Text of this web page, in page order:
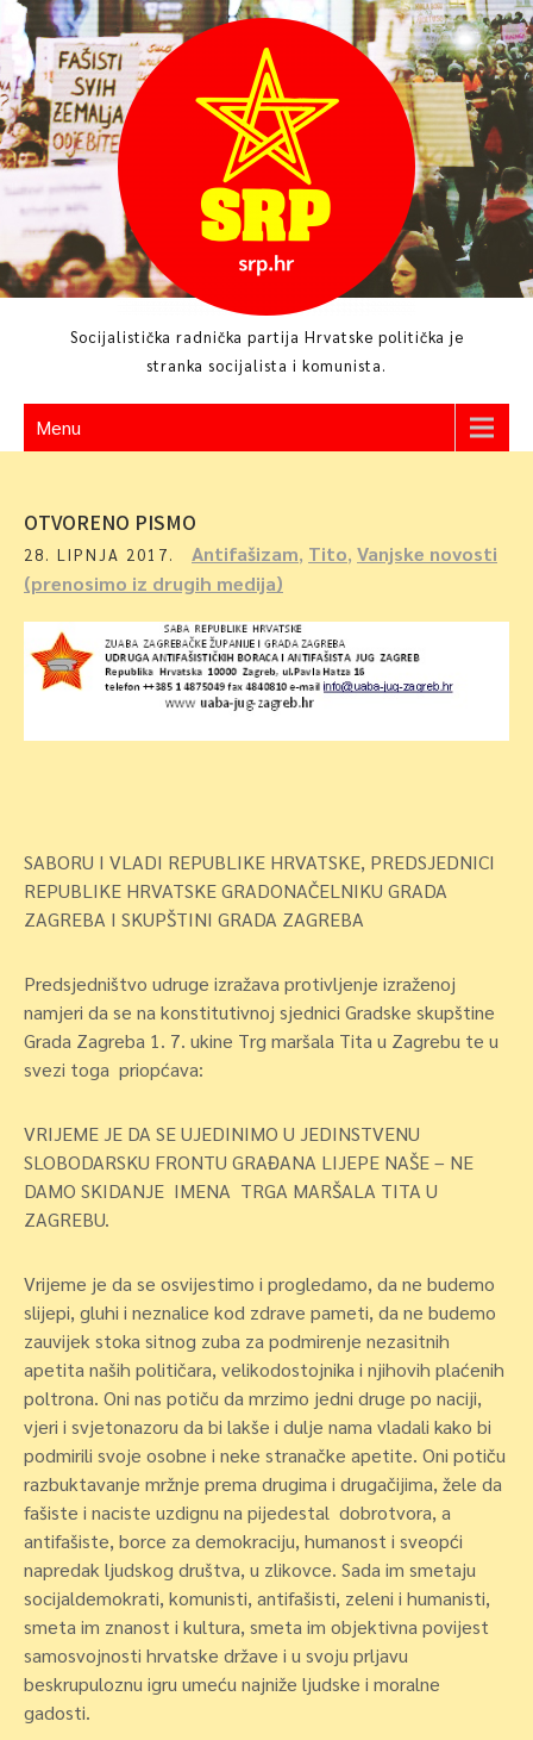
Skip
to
content
Socijalistička radnička partija Hrvatske politička je
stranka socijalista i komunista.
Menu
OTVORENO PISMO
28. LIPNJA 2017. Antifašizam, Tito, Vanjske novosti
(prenosimo iz drugih medija)
SABORU I VLADI REPUBLIKE HRVATSKE, PREDSJEDNICI
REPUBLIKE HRVATSKE GRADONAČELNIKU GRADA
ZAGREBA I SKUPŠTINI GRADA ZAGREBA
Predsjedništvo udruge izražava protivljenje izraženoj
namjeri da se na konstitutivnoj sjednici Gradske skupštine
Grada Zagreba 1. 7. ukine Trg maršala Tita u Zagrebu te u
svezi toga priopćava:
VRIJEME JE DA SE UJEDINIMO U JEDINSTVENU
SLOBODARSKU FRONTU GRAĐANA LIJEPE NAŠE – NE
DAMO SKIDANJE IMENA TRGA MARŠALA TITA U
ZAGREBU.
Vrijeme je da se osvijestimo i progledamo, da ne budemo
slijepi, gluhi i neznalice kod zdrave pameti, da ne budemo
zauvijek stoka sitnog zuba za podmirenje nezasitnih
apetita naših političara, velikodostojnika i njihovih plaćenih
poltrona. Oni nas potiču da mrzimo jedni druge po naciji,
vjeri i svjetonazoru da bi lakše i dulje nama vladali kako bi
podmirili svoje osobne i neke stranačke apetite. Oni potiču
razbuktavanje mržnje prema drugima i drugačijima, žele da
fašiste i naciste uzdignu na pijedestal dobrotvora, a
antifašiste, borce za demokraciju, humanost i sveopći
napredak ljudskog društva, u zlikovce. Sada im smetaju
socijaldemokrati, komunisti, antifašisti, zeleni i humanisti,
smeta im znanost i kultura, smeta im objektivna povijest
samosvojnosti hrvatske države i u svoju prljavu
beskrupuloznu igru umeću najniže ljudske i moralne
gadosti.